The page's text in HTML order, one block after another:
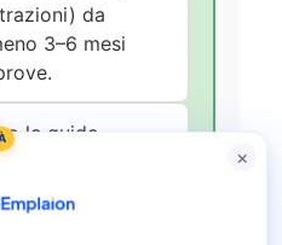
da
3–6 mesi
le guide
Concorsando.it
(VFI, VFT,
×